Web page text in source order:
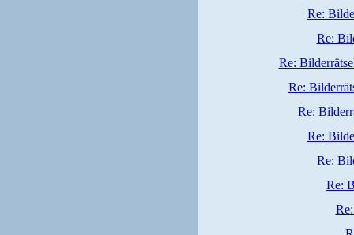
Re:
Re:
Re:
Re:
Re:
Re:
Re:
Re: